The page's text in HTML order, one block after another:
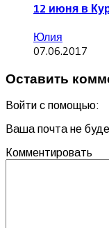
12 июня в
Юлия
07.06.2017
Оставить
Войти с помощью:
Ваша почта не
Комментировать